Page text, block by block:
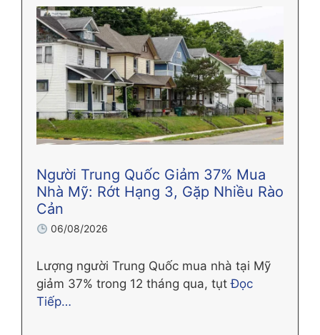
Người Trung Quốc Giảm 37% Mua
Nhà Mỹ: Rớt Hạng 3, Gặp Nhiều Rào
Cản
06/08/2026
Lượng người Trung Quốc mua nhà tại Mỹ
giảm 37% trong 12 tháng qua, tụt Đọc
Tiếp…